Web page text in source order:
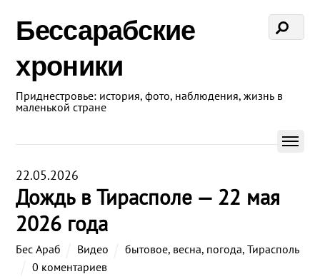
Бессарабские
хроники
Приднестровье: история, фото, наблюдения, жизнь в
маленькой стране
22.05.2026
Дождь в Тирасполе — 22 мая
2026 года
Бес Араб Видео бытовое, весна, погода, Тирасполь
0 коментариев